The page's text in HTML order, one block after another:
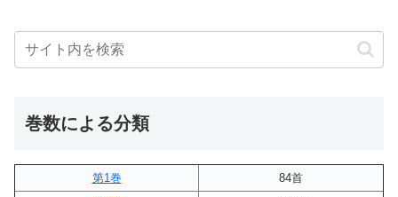
巻数による分類
第1巻
84首